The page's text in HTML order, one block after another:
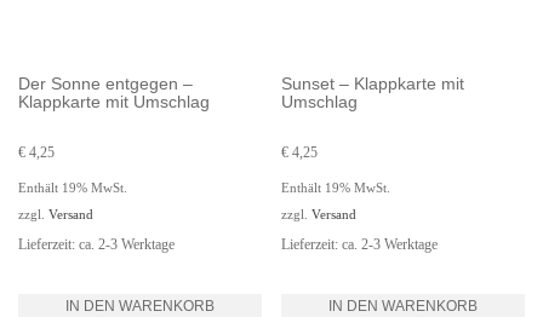
Der Sonne entgegen –
Klappkarte mit Umschlag
€ 4,25
Enthält 19% MwSt.
zzgl. Versand
Lieferzeit: ca. 2-3 Werktage
IN DEN WARENKORB
Sunset – Klappkarte mit
Umschlag
€ 4,25
Enthält 19% MwSt.
zzgl.Versand
Lieferzeit: ca. 2-3 Werktage
IN DEN WARENKORB